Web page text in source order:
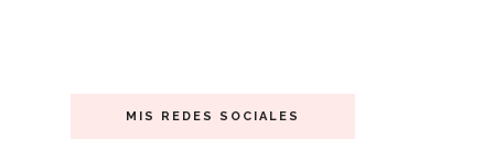
MIS REDES SOCIALES